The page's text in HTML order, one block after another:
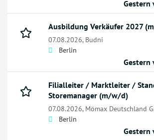
Ausbildung Verkäufer 2027
07.08.2026, Budni
Berlin
Filialleiter / Marktleiter /
Storemanager (m/w/d)
07.08.2026, Mömax Deutschland
Berlin